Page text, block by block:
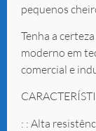
pequenos
Tenha a
moderno em
comercial e
: : Alta